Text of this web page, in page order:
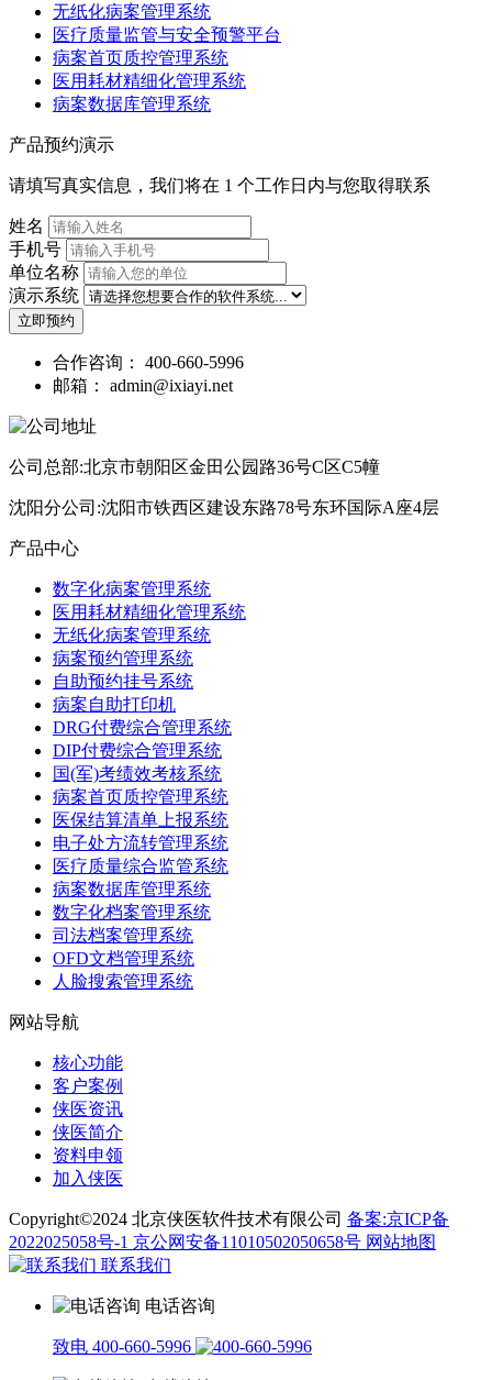
无纸化病案管理系统
医疗质量监管与安全预警平台
病案首页质控管理系统
医用耗材精细化管理系统
病案数据库管理系统
产品预约演示
请填写真实信息，我们将在 1 个工作日内与您取得联系
姓名
手机号
单位名称
演示系统
立即预约
合作咨询： 400-660-5996
邮箱： admin@ixiayi.net
公司总部:北京市朝阳区金田公园路36号C区C5幢
沈阳分公司:沈阳市铁西区建设东路78号东环国际A座4层
产品中心
数字化病案管理系统
医用耗材精细化管理系统
无纸化病案管理系统
病案预约管理系统
自助预约挂号系统
病案自助打印机
DRG付费综合管理系统
DIP付费综合管理系统
国(军)考绩效考核系统
病案首页质控管理系统
医保结算清单上报系统
电子处方流转管理系统
医疗质量综合监管系统
病案数据库管理系统
数字化档案管理系统
司法档案管理系统
OFD文档管理系统
人脸搜索管理系统
网站导航
核心功能
客户案例
侠医资讯
侠医简介
资料申领
加入侠医
Copyright©2024 北京侠医软件技术有限公司 备案:京ICP备
2022025058号-1 京公网安备11010502050658号 网站地图
联系我们
电话咨询
致电 400-660-5996